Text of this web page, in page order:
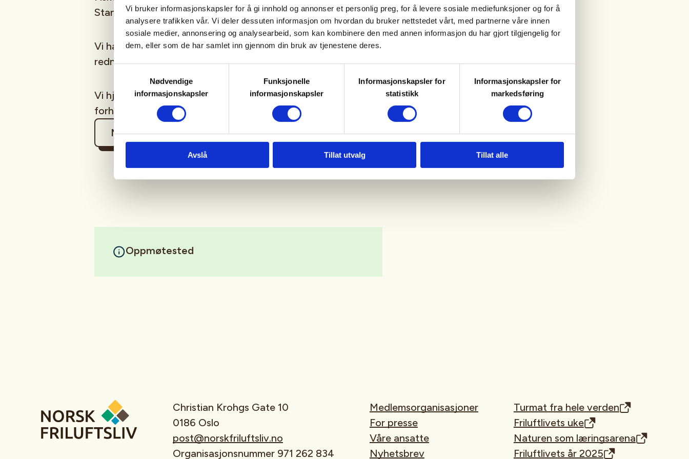
Vi bruker informasjonskapsler for å gi innhold og annonser et personlig preg, for å levere sosiale mediefunksjoner og for å
analysere trafikken vår. Vi deler dessuten informasjon om hvordan du bruker nettstedet vårt, med partnerne våre innen
sosiale medier, annonsering og analysearbeid, som kan kombinere den med annen informasjon du har gjort tilgjengelig for
dem, eller som de har samlet inn gjennom din bruk av tjenestene deres.
Nødvendige
informasjonskapsler
Funksjonelle
informasjonskapsler
Informasjonskapsler for
statistikk
Informasjonskapsler for
markedsføring
Avslå Tillat utvalg Tillat alle
Stanghelle.
Vi har noe utstyr til låns, fint om du tar med eget. Husk
redningsvest
Vi hjelper og instruerer, slik at alle skal få en fin opplevelse, og
forhåpentligvis fangst også...
Mer informasjon
Oppmøtested
Christian Krohgs Gate 10
0186 Oslo
post@norskfriluftsliv.no
Organisasjonsnummer 971 262 834
Medlemsorganisasjoner
For presse
Våre ansatte
Nyhetsbrev
Turmat fra hele verden
Friluftlivets uke
Naturen som læringsarena
Friluftlivets år 2025